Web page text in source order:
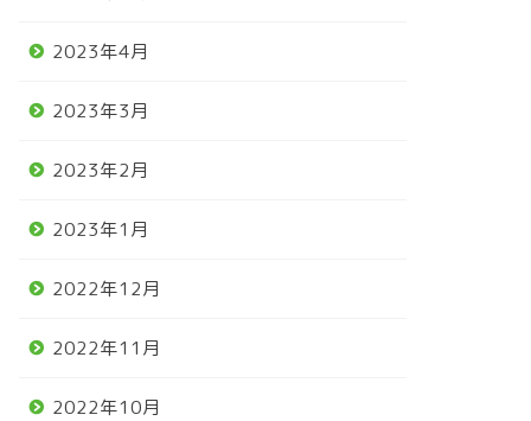
2023年4月
2023年3月
2023年2月
2023年1月
2022年12月
2022年11月
2022年10月